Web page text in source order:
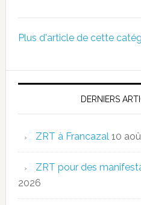
Plus d'article de cette
DERNIERS
ZRT à Francazal 10
ZRT pour des
2026